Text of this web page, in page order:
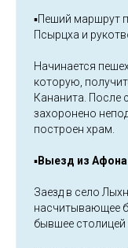
▪️Пеший маршрут
Псырцха и
Начинается
которую,
Кананита. После
захоронено
построен храм.
▪️Выезд из
Заезд в село
насчитывающее
бывшее столицей